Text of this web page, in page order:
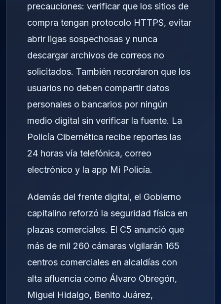
precauciones: verificar que los sitios de
compra tengan protocolo HTTPS, evitar
abrir ligas sospechosas y nunca
descargar archivos de correos no
solicitados. También recordaron que los
usuarios no deben compartir datos
personales o bancarios por ningún
medio digital sin verificar la fuente. La
Policía Cibernética recibe reportes las
24 horas vía telefónica, correo
electrónico y la app Mi Policía.
Además del frente digital, el Gobierno
capitalino reforzó la seguridad física en
plazas comerciales. El C5 anunció que
más de mil 260 cámaras vigilarán 165
centros comerciales en alcaldías con
alta afluencia como Álvaro Obregón,
Miguel Hidalgo, Benito Juárez,